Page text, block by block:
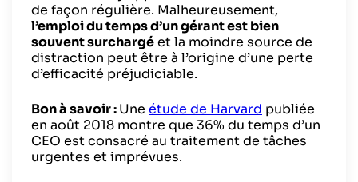
de façon régulière. Malheureusement,
l’emploi du temps d’un gérant est bien
souvent surchargéet la moindre source de
distraction peut être à l’origine d’une perte
d’efficacité préjudiciable.
Bon à savoir :Une étude de Harvard publiée
en août 2018 montre que 36% du temps d’un
CEO est consacré au traitement de tâches
urgentes et imprévues.